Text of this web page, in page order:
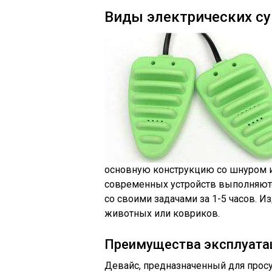
Виды электрических
основную конструкцию со шнуром
современных устройств
со своими задачами за 1-5 часов.
животных или ковриков.
Преимущества
Девайс, предназначенный для